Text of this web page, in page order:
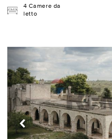
4 Camere da
letto